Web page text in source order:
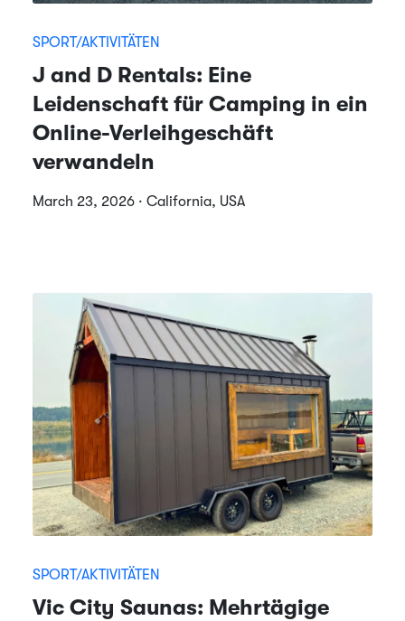
SPORT/AKTIVITÄTEN
J and D Rentals: Eine
Leidenschaft für Camping in ein
Online-Verleihgeschäft
verwandeln
March 23, 2026 · California, USA
SPORT/AKTIVITÄTEN
Vic City Saunas: Mehrtägige